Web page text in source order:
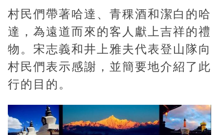
村民們帶著哈達、青稞酒和潔白的哈
達，為遠道而來的客人獻上吉祥的禮
物。宋志義和井上雅夫代表登山隊向
村民們表示感謝，並簡要地介紹了此
行的目的。